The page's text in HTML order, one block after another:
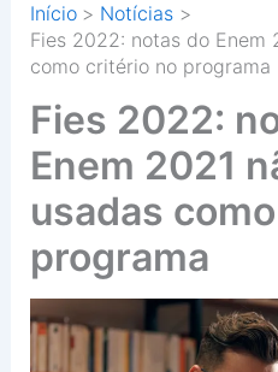
Início
Notícias
Fies 2022: notas do Enem
como critério no programa
Fies 2022:
Enem 2021
usadas
programa